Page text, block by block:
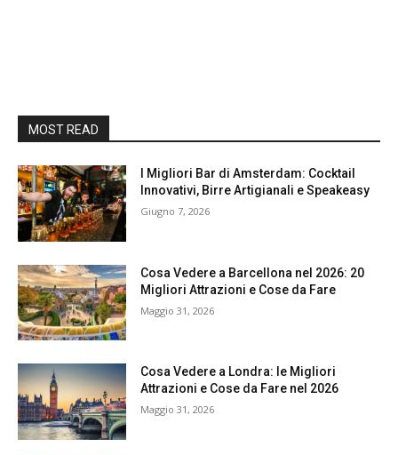
MOST READ
I Migliori Bar di Amsterdam: Cocktail
Innovativi, Birre Artigianali e Speakeasy
Giugno 7, 2026
Cosa Vedere a Barcellona nel 2026: 20
Migliori Attrazioni e Cose da Fare
Maggio 31, 2026
Cosa Vedere a Londra: le Migliori
Attrazioni e Cose da Fare nel 2026
Maggio 31, 2026